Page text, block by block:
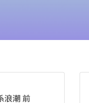
浪潮 前